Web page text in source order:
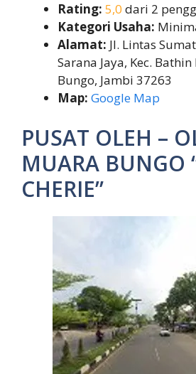
Rating: 5,0 dari 2
Kategori Usaha:
Alamat: Jl. Lintas
Sarana Jaya, Kec.
Bungo, Jambi 37263
Map: Google Map
PUSAT OLEH –
MUARA BUNGO
CHERIE”